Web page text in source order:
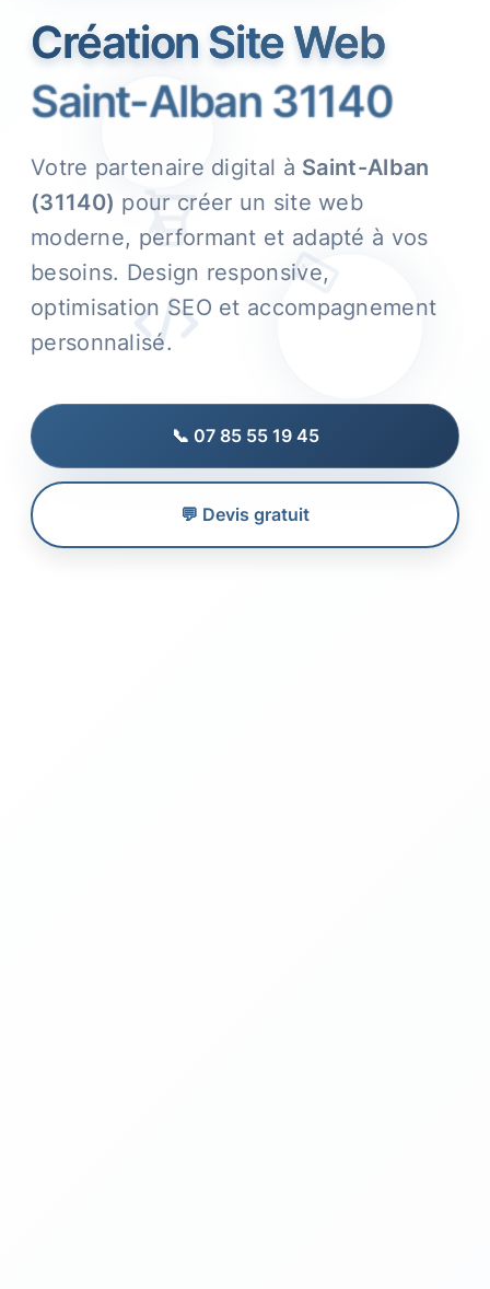
Création Site Web
Saint-Alban 31140
Votre partenaire digital à Saint-Alban
(31140) pour créer un site web
moderne, performant et adapté à vos
besoins. Design responsive,
optimisation SEO et accompagnement
personnalisé.
📞 07 85 55 19 45
💬 Devis gratuit